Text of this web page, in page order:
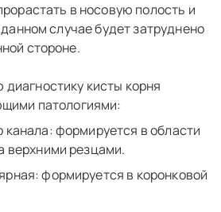
в носовую полость и
случае будет затруднено
стороне.
кисты корня
патологиями:
канала: формируется в области
верхними резцами.
формируется в коронковой